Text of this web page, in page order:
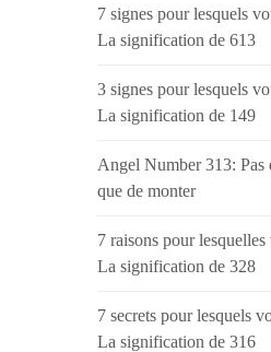
7 signes pour lesquels
La signification de 613
3 signes pour lesquels
La signification de 149
Angel Number 313: Pas
que de monter
7 raisons pour
La signification de 328
7 secrets pour lesquels
La signification de 316